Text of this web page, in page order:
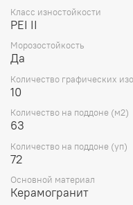
Класс изностойкости
PEI II
Морозостойкость
Да
Количество графических
10
Количество на поддоне (м2)
63
Количество на поддоне (уп)
72
Основной материал
Керамогранит